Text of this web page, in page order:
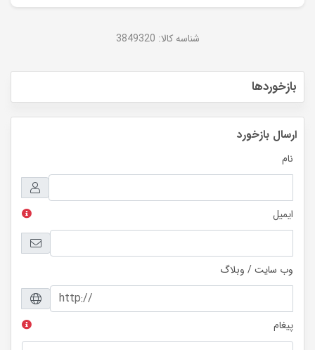
شناسه کالا: 3849320
بازخوردها
ارسال بازخورد
نام
ایمیل
وب سایت / وبلاگ
پیغام